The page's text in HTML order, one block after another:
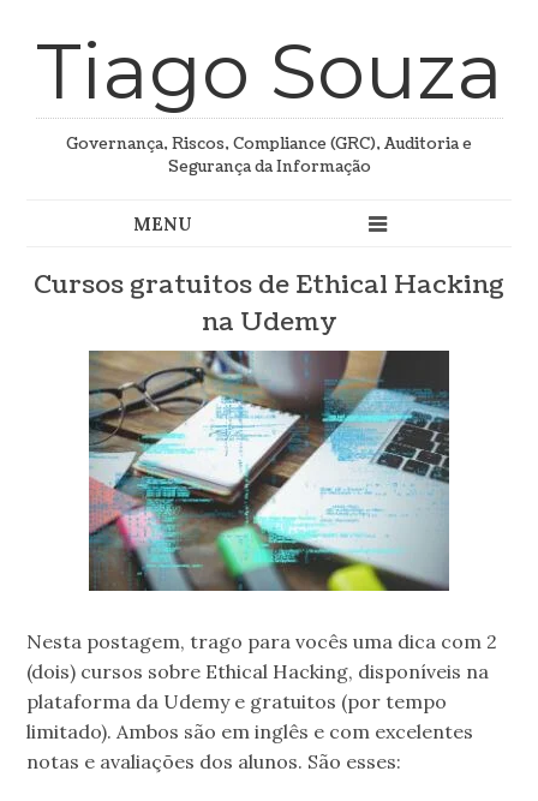
Tiago Souza
Governança, Riscos, Compliance (GRC), Auditoria e
Segurança da Informação
Cursos gratuitos de Ethical Hacking
na Udemy
Nesta postagem, trago para vocês uma dica com 2
(dois) cursos sobre Ethical Hacking, disponíveis na
plataforma da Udemy e gratuitos (por tempo
limitado). Ambos são em inglês e com excelentes
notas e avaliações dos alunos. São esses: